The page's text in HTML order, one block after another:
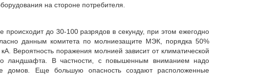
на стороне потребителя.
до 30-100 разрядов в секунду, при этом ежегодно
данным комитета по молниезащите МЭК, порядка 50%
поражения молнией зависит от климатической
ландшафта. В частности, с повышенным вниманием надо
домов. Еще большую опасность создают расположенные